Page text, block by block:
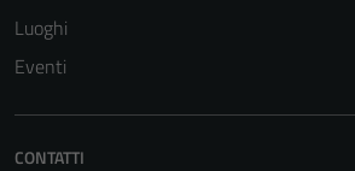
Luoghi
Eventi
CONTATTI